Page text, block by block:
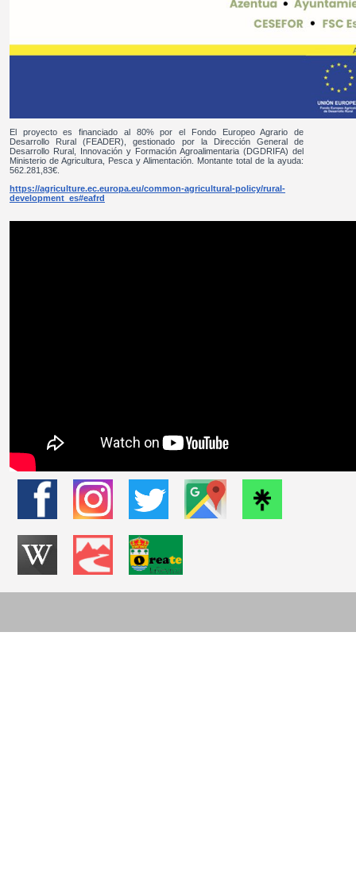
El proyecto es financiado al 80% por el Fondo Europeo Agrario de
Desarrollo Rural (FEADER), gestionado por la Dirección General de
Desarrollo Rural, Innovación y Formación Agroalimentaria (DGDRIFA) del
Ministerio de Agricultura, Pesca y Alimentación. Montante total de la ayuda:
562.281,83€.
https://agriculture.ec.europa.eu/common-agricultural-policy/rural-
development_es#eafrd